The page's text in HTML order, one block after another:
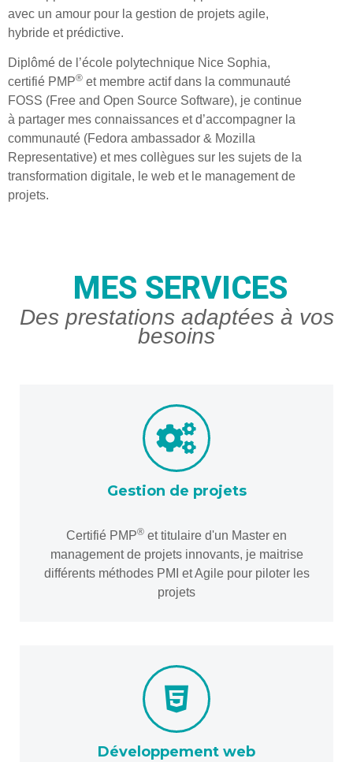
avec un amour pour la gestion de projets agile,
hybride et prédictive.
Diplômé de l’école polytechnique Nice Sophia,
certifié PMP® et membre actif dans la communauté
FOSS (Free and Open Source Software), je continue
à partager mes connaissances et d’accompagner la
communauté (Fedora ambassador & Mozilla
Representative) et mes collègues sur les sujets de la
transformation digitale, le web et le management de
projets.
MES SERVICES
Des prestations adaptées à vos
besoins
Gestion de projets
Certifié PMP® et titulaire d'un Master en
management de projets innovants, je maitrise
différents méthodes PMI et Agile pour piloter les
projets
Développement web